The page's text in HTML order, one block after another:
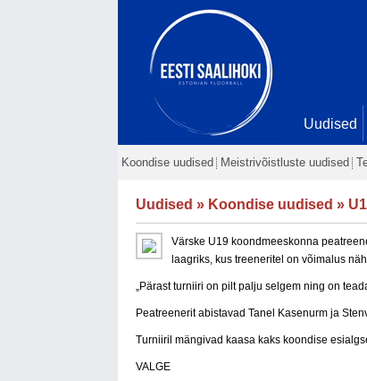
Uudised
Koondise uudised Meistrivõistluste uudised
Uudised » Koondise uudised »
Värske U19 koondmeeskonna
laagriks, kus treeneritel on võimalus
„Pärast turniiri on pilt palju selgem ning on
Peatreenerit abistavad Tanel Kasenurm ja
Turniiril mängivad kaasa kaks koondise
VALGE